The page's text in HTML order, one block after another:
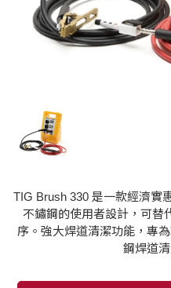
TIG Brush 330 是一款經濟實
不鏽鋼的使用者設計，可替
序。強大焊道清潔功能，專
鋼焊道